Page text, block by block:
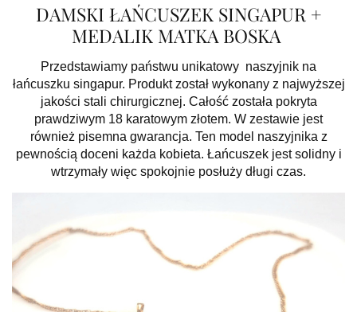
DAMSKI ŁAŃCUSZEK SINGAPUR +
MEDALIK MATKA BOSKA
Przedstawiamy państwu unikatowy naszyjnik na
łańcuszku singapur. Produkt został wykonany z najwyższej
jakości stali chirurgicznej. Całość została pokryta
prawdziwym 18 karatowym złotem. W zestawie jest
również pisemna gwarancja. Ten model naszyjnika z
pewnością doceni każda kobieta. Łańcuszek jest solidny i
wtrzymały więc spokojnie posłuży długi czas.